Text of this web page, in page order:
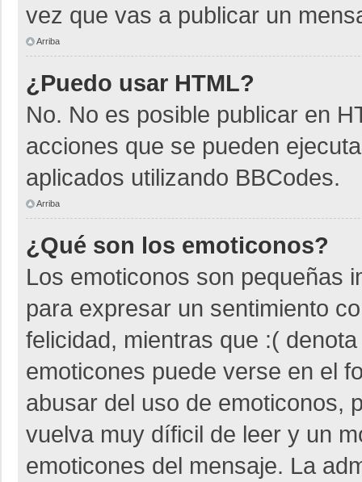
vez que vas a publicar un
Arriba
¿Puedo usar HTML?
No. No es posible publicar en
acciones que se pueden
aplicados utilizando BBCodes.
Arriba
¿Qué son los emoticonos?
Los emoticonos son pequeñas
para expresar un sentimiento
felicidad, mientras que :(
emoticones puede verse en el
abusar del uso de emoticonos,
vuelva muy díficil de leer y un
emoticones del mensaje. La